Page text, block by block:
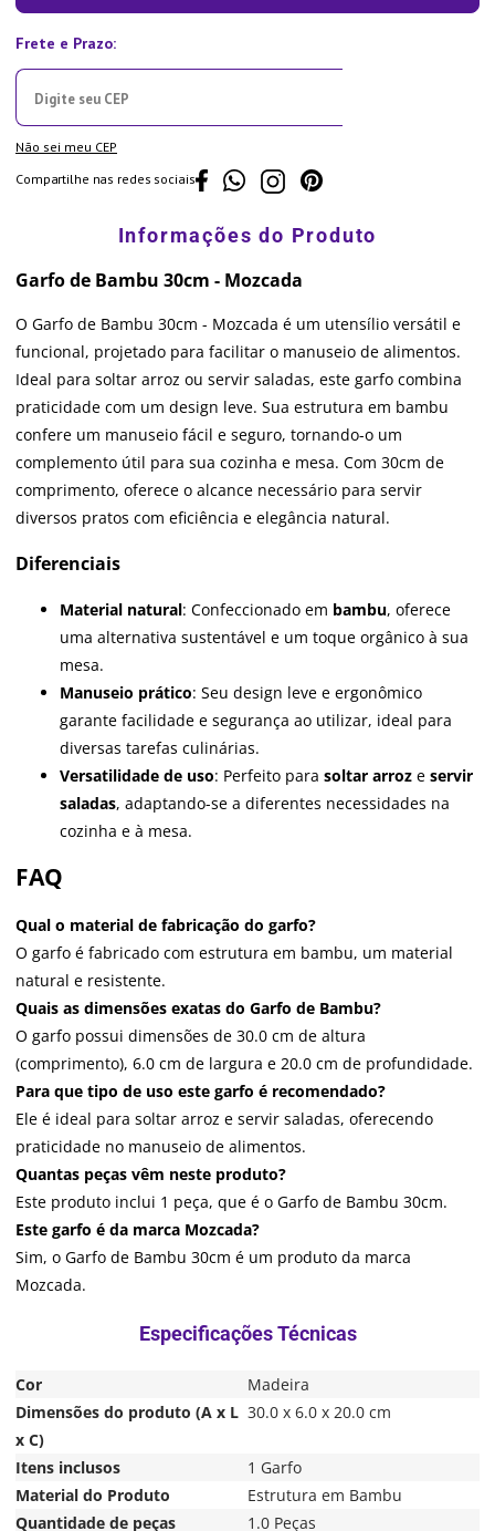
Não sei meu CEP
Compartilhe nas redes sociais
Garfo de Bambu 30cm - Mozcada
O Garfo de Bambu 30cm - Mozcada é um utensílio versátil e
funcional, projetado para facilitar o manuseio de alimentos.
Ideal para soltar arroz ou servir saladas, este garfo combina
praticidade com um design leve. Sua estrutura em bambu
confere um manuseio fácil e seguro, tornando-o um
complemento útil para sua cozinha e mesa. Com 30cm de
comprimento, oferece o alcance necessário para servir
diversos pratos com eficiência e elegância natural.
Diferenciais
Material natural: Confeccionado em bambu, oferece
uma alternativa sustentável e um toque orgânico à sua
mesa.
Manuseio prático: Seu design leve e ergonômico
garante facilidade e segurança ao utilizar, ideal para
diversas tarefas culinárias.
Versatilidade de uso: Perfeito para soltar arroz e servir
saladas, adaptando-se a diferentes necessidades na
cozinha e à mesa.
FAQ
Qual o material de fabricação do garfo?
O garfo é fabricado com estrutura em bambu, um material
natural e resistente.
Quais as dimensões exatas do Garfo de Bambu?
O garfo possui dimensões de 30.0 cm de altura
(comprimento), 6.0 cm de largura e 20.0 cm de profundidade.
Para que tipo de uso este garfo é recomendado?
Ele é ideal para soltar arroz e servir saladas, oferecendo
praticidade no manuseio de alimentos.
Quantas peças vêm neste produto?
Este produto inclui 1 peça, que é o Garfo de Bambu 30cm.
Este garfo é da marca Mozcada?
Sim, o Garfo de Bambu 30cm é um produto da marca
Mozcada.
Cor
Madeira
Dimensões do produto (A x L
x C)
30.0 x 6.0 x 20.0 cm
Itens inclusos
1 Garfo
Material do Produto
Estrutura em Bambu
Quantidade de peças
1.0 Peças